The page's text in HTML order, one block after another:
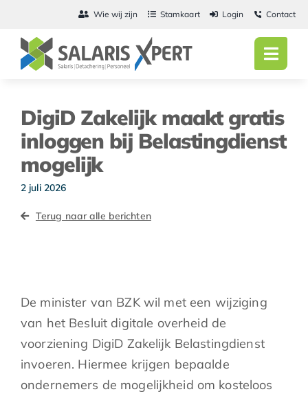
inhoud
Wie wij zijn Stamkaart Login Contact
DigiD Zakelijk maakt gratis
inloggen bij Belastingdienst
mogelijk
2 juli 2026
Terug naar alle berichten
De minister van BZK wil met een wijziging
van het Besluit digitale overheid de
voorziening DigiD Zakelijk Belastingdienst
invoeren. Hiermee krijgen bepaalde
ondernemers de mogelijkheid om kosteloos